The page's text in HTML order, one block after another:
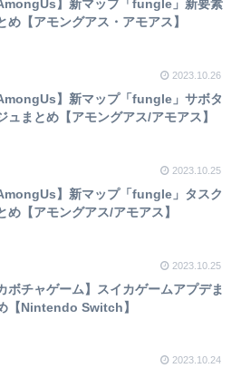
AmongUs】新マップ「fungle」新要素
め【アモングアス・アモアス】
2023.10.26
AmongUs】新マップ「fungle」サボタ
ュまとめ【アモングアス/アモアス】
2023.10.25
AmongUs】新マップ「fungle」タスク
め【アモングアス/アモアス】
2023.10.25
カボチャゲーム】スイカゲームアプデま
【Nintendo Switch】
2023.10.24